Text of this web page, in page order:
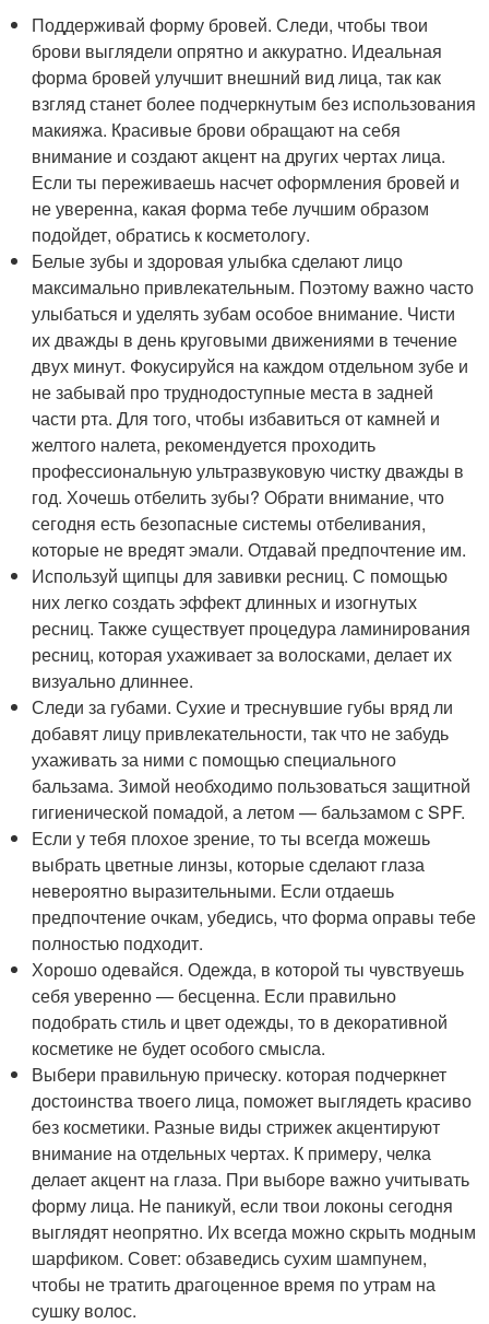
Поддерживай форму бровей. Следи, чтобы твои
брови выглядели опрятно и аккуратно. Идеальная
форма бровей улучшит внешний вид лица, так как
взгляд станет более подчеркнутым без использования
макияжа. Красивые брови обращают на себя
внимание и создают акцент на других чертах лица.
Если ты переживаешь насчет оформления бровей и
не уверенна, какая форма тебе лучшим образом
подойдет, обратись к косметологу.
Белые зубы и здоровая улыбка сделают лицо
максимально привлекательным. Поэтому важно часто
улыбаться и уделять зубам особое внимание. Чисти
их дважды в день круговыми движениями в течение
двух минут. Фокусируйся на каждом отдельном зубе и
не забывай про труднодоступные места в задней
части рта. Для того, чтобы избавиться от камней и
желтого налета, рекомендуется проходить
профессиональную ультразвуковую чистку дважды в
год. Хочешь отбелить зубы? Обрати внимание, что
сегодня есть безопасные системы отбеливания,
которые не вредят эмали. Отдавай предпочтение им.
Используй щипцы для завивки ресниц. С помощью
них легко создать эффект длинных и изогнутых
ресниц. Также существует процедура ламинирования
ресниц, которая ухаживает за волосками, делает их
визуально длиннее.
Следи за губами. Сухие и треснувшие губы вряд ли
добавят лицу привлекательности, так что не забудь
ухаживать за ними с помощью специального
бальзама. Зимой необходимо пользоваться защитной
гигиенической помадой, а летом — бальзамом с SPF.
Если у тебя плохое зрение, то ты всегда можешь
выбрать цветные линзы, которые сделают глаза
невероятно выразительными. Если отдаешь
предпочтение очкам, убедись, что форма оправы тебе
полностью подходит.
Хорошо одевайся. Одежда, в которой ты чувствуешь
себя уверенно — бесценна. Если правильно
подобрать стиль и цвет одежды, то в декоративной
косметике не будет особого смысла.
Выбери правильную прическу. которая подчеркнет
достоинства твоего лица, поможет выглядеть красиво
без косметики. Разные виды стрижек акцентируют
внимание на отдельных чертах. К примеру, челка
делает акцент на глаза. При выборе важно учитывать
форму лица. Не паникуй, если твои локоны сегодня
выглядят неопрятно. Их всегда можно скрыть модным
шарфиком. Совет: обзаведись сухим шампунем,
чтобы не тратить драгоценное время по утрам на
сушку волос.